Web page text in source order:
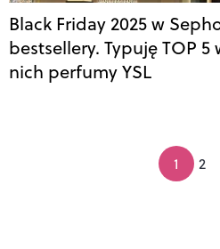
Black Friday 2025 w
bestsellery. Typuję TOP
nich perfumy YSL
1 2